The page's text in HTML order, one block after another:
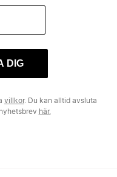
DIG
villkor. Du kan alltid avsluta
här.